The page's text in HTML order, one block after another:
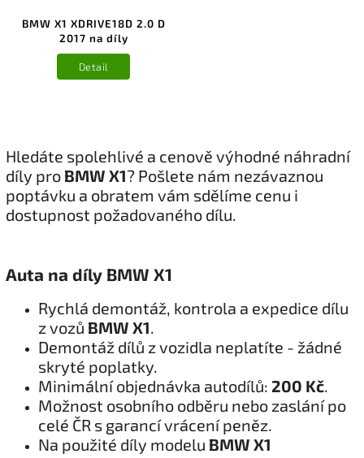
BMW X1 XDRIVE18D 2.0 D
2017 na díly
Detail
Hledáte spolehlivé a cenově výhodné náhradní
díly pro BMW X1? Pošlete nám nezávaznou
poptávku a obratem vám sdělíme cenu i
dostupnost požadovaného dílu.
Auta na díly BMW X1
Rychlá demontáž, kontrola a expedice dílu
z vozů BMW X1.
Demontáž dílů z vozidla neplatíte - žádné
skryté poplatky.
Minimální objednávka autodílů: 200 Kč.
Možnost osobního odběru nebo zaslání po
celé ČR s garancí vrácení peněz.
Na použité díly modelu BMW X1